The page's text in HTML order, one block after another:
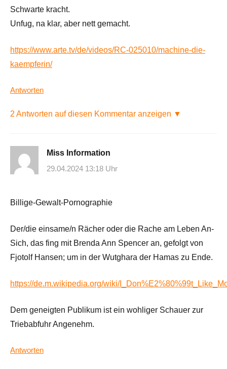
Schwarte kracht.
Unfug, na klar, aber nett gemacht.
https://www.arte.tv/de/videos/RC-025010/machine-die-
kaempferin/
Antworten
2 Antworten auf diesen Kommentar anzeigen ▼
Miss Information
29.04.2024 13:18 Uhr
Billige-Gewalt-Pornographie
Der/die einsame/n Rächer oder die Rache am Leben An-
Sich, das fing mit Brenda Ann Spencer an, gefolgt von
Fjotolf Hansen; um in der Wutghara der Hamas zu Ende.
https://de.m.wikipedia.org/wiki/
Dem geneigten Publikum ist ein wohliger Schauer zur
Triebabfuhr Angenehm.
Antworten